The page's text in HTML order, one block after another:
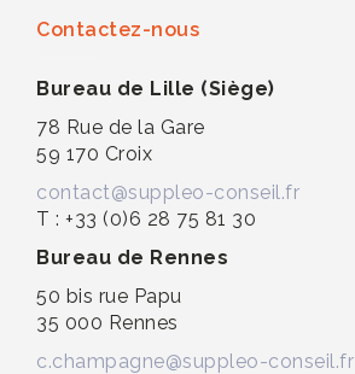
Contactez-nous
Bureau de Lille (Siège)
78 Rue de la Gare
59 170 Croix
contact@suppleo-conseil.fr
T : +33 (0)6 28 75 81 30
Bureau de Rennes
50 bis rue Papu
35 000 Rennes
c.champagne@suppleo-conseil.fr